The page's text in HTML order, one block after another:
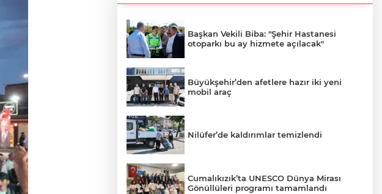
Başkan Vekili Biba: "Şehir Hastanesi
otoparkı bu ay hizmete açılacak"
Büyükşehir’den afetlere hazır iki yeni
mobil araç
Nilüfer’de kaldırımlar temizlendi
Cumalıkızık’ta UNESCO Dünya Mirası
Gönüllüleri programı tamamlandı